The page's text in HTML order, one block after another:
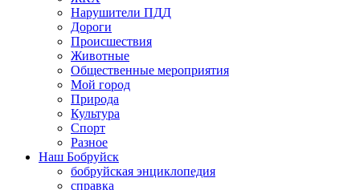
Нарушители ПДД
Дороги
Происшествия
Животные
Общественные мероприятия
Мой город
Природа
Культура
Спорт
Разное
Наш Бобруйск
бобруйская энциклопедия
справка